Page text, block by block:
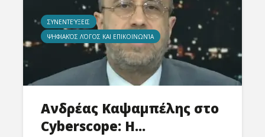
ΣΥΝΕΝΤΕΎΞΕΙΣ
ΨΗΦΙΑΚΌΣ ΛΌΓΟΣ ΚΑΙ ΕΠΙΚΟΙΝΩΝΊΑ
Ανδρέας Καψαμπέλης στο
Cyberscope: Η...